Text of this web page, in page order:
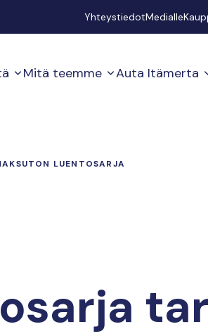
YhteystiedotMedialle
Mitä teemme Auta Itämerta
LUENTOSARJA